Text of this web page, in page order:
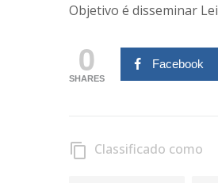
Objetivo é disseminar
0
SHARES
Facebook
content_copy Classificado como